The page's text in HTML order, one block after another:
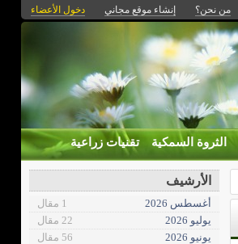
من نحن؟ إنشاء موقع مجاني دخول الأعضاء
الثروة السمكية تقنيات زراعية
الأرشيف
أغسطس 2026
1 مقال
يوليو 2026
22 مقال
يونيو 2026
56 مقال